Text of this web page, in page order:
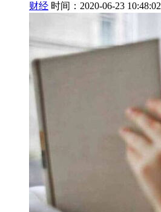
财经 时间：2020-06-23 10:48:02